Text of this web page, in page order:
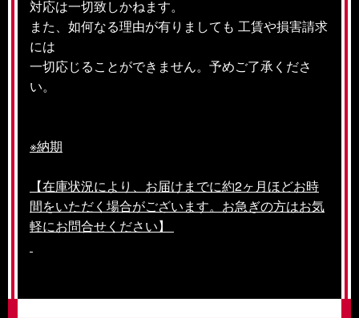
対応は一切致しかねます。
また、如何なる理由が有りましても 工賃や損害請求
には
一切応じることができません。予めご了承くださ
い。
※納期
【在庫状況により、お届けまでに約2ヶ月ほどお時
間をいただく場合がございます。お急ぎの方はお気
軽にお問合せください】